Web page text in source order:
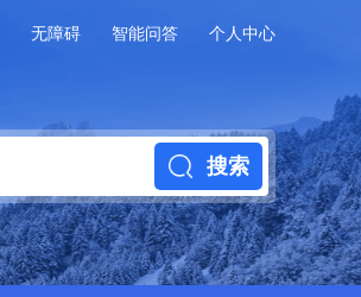
无障碍 智能问答 个人中心
搜索